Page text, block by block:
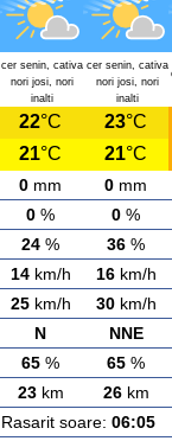
cer senin, cativa
nori josi, nori
inalti
cer senin, cativa
nori josi, nori
inalti
22°C 23°C
21°C 21°C
0 mm 0 mm
0 % 0 %
24 % 36 %
14km/h 16km/h
25km/h 30km/h
N NNE
65 % 65 %
23km 26km
soare: 06:05